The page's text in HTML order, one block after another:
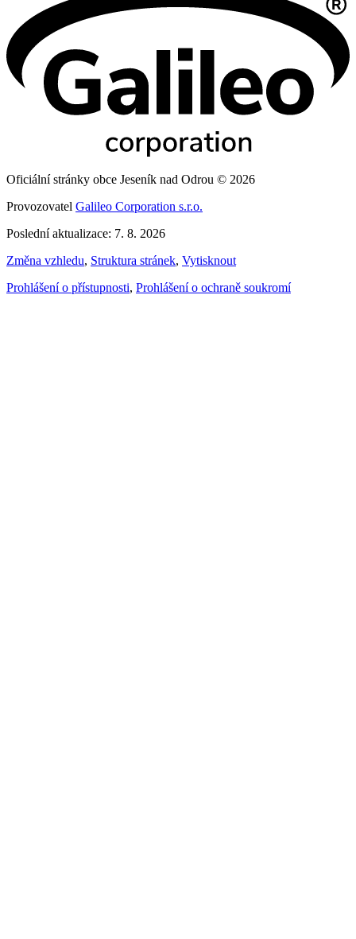
Oficiální stránky obce Jeseník nad Odrou © 2026
Provozovatel Galileo Corporation s.r.o.
Poslední aktualizace: 7. 8. 2026
Změna vzhledu, Struktura stránek, Vytisknout
Prohlášení o přístupnosti, Prohlášení o ochraně soukromí